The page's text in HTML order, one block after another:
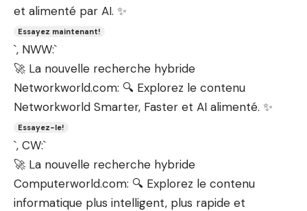
et alimenté par AI. ✨
Essayez maintenant!
`, NWW:`
🚀 La nouvelle recherche hybride
Networkworld.com: 🔍 Explorez le contenu
Networkworld Smarter, Faster et AI alimenté. ✨
Essayez-le!
`, CW:`
🚀 La nouvelle recherche hybride
Computerworld.com: 🔍 Explorez le contenu
informatique plus intelligent, plus rapide et